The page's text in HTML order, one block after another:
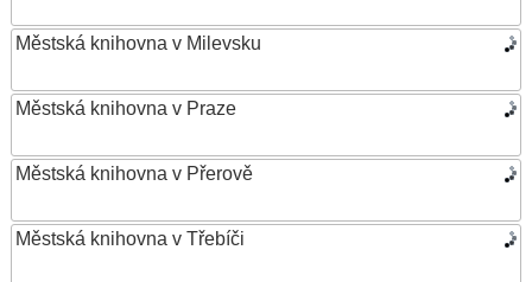
Městská knihovna v Milevsku
Městská knihovna v Praze
Městská knihovna v Přerově
Městská knihovna v Třebíči